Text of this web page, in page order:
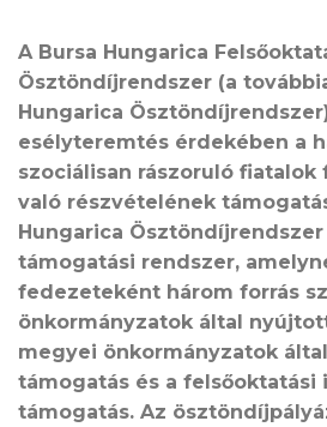
A Bursa Hungarica
Ösztöndíjrendszer (a
Hungarica
esélyteremtés érdekében a
szociálisan rászoruló fiatalok
való részvételének
Hungarica
támogatási rendszer,
fedezeteként három forrás
önkormányzatok által
megyei önkormányzatok
támogatás és a felsőoktatási
támogatás. Az